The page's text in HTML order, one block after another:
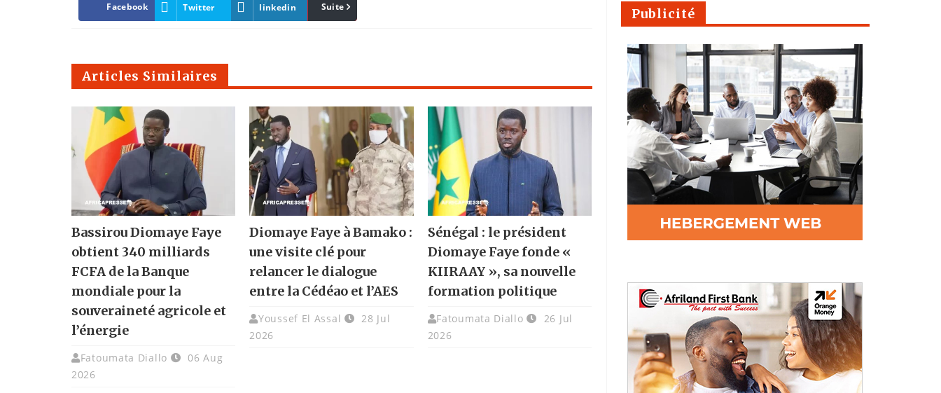
Facebook Twitter linkedin Pinterest
Suite
Articles Similaires
Bassirou Diomaye Faye
obtient 340 milliards
FCFA de la Banque
mondiale pour la
souveraineté agricole et
l’énergie
Fatoumata Diallo
06 Aug
2026
Diomaye Faye à Bamako :
une visite clé pour
relancer le dialogue
entre la Cédéao et l’AES
Youssef El Assal
28 Jul
2026
Sénégal : le président
Diomaye Faye fonde «
KIIRAAY », sa nouvelle
formation politique
Fatoumata Diallo
26 Jul
2026
Publicité